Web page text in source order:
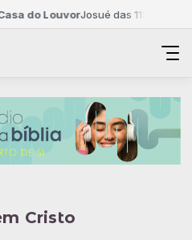
do LouvorJosué das 11:00 às
Cristo